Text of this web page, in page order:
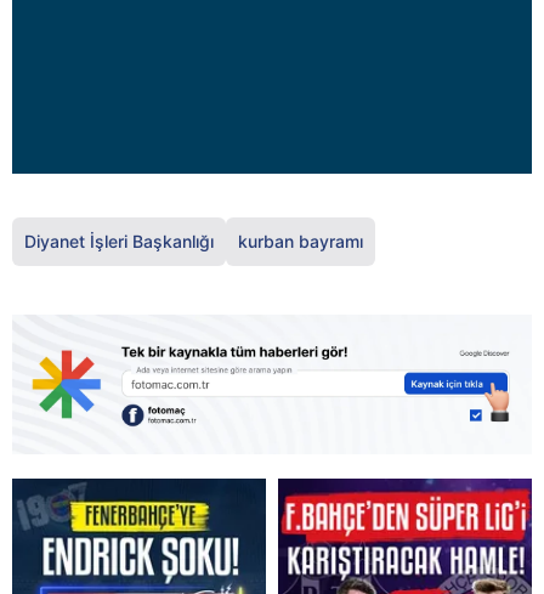
Diyanet İşleri Başkanlığı kurban bayramı